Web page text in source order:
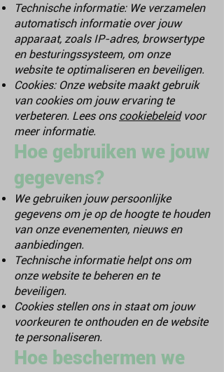
Technische informatie: We verzamelen
automatisch informatie over jouw
apparaat, zoals IP-adres, browsertype
en besturingssysteem, om onze
website te optimaliseren en beveiligen.
Cookies: Onze website maakt gebruik
van cookies om jouw ervaring te
verbeteren. Lees ons cookiebeleidvoor
meer informatie.
Hoe gebruiken we jouw
gegevens?
We gebruiken jouw persoonlijke
gegevens om je op de hoogte te houden
van onze evenementen, nieuws en
aanbiedingen.
Technische informatie helpt ons om
onze website te beheren en te
beveiligen.
Cookies stellen ons in staat om jouw
voorkeuren te onthouden en de website
te personaliseren.
Hoe beschermen we